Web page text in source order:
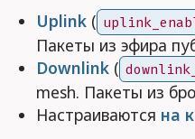
Uplink (
Пакеты из эфира
Downlink (
mesh. Пакеты из
Настраиваются на